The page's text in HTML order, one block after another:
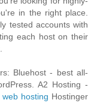
in the right place.
tested accounts with
each host on their
Bluehost - best all-
A2 Hosting -
web hosting Hostinger